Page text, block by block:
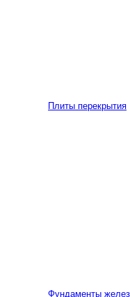
Плиты перекрытия
Фундаменты